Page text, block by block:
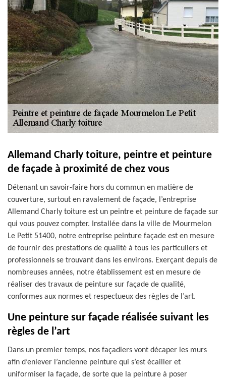
Allemand Charly toiture, peintre et peinture
de façade à proximité de chez vous
Détenant un savoir-faire hors du commun en matière de
couverture, surtout en ravalement de façade, l’entreprise
Allemand Charly toiture est un peintre et peinture de façade sur
qui vous pouvez compter. Installée dans la ville de Mourmelon
Le Petit 51400, notre entreprise peinture façade est en mesure
de fournir des prestations de qualité à tous les particuliers et
professionnels se trouvant dans les environs. Exerçant depuis de
nombreuses années, notre établissement est en mesure de
réaliser des travaux de peinture sur façade de qualité,
conformes aux normes et respectueux des règles de l’art.
Une peinture sur façade réalisée suivant les
règles de l’art
Dans un premier temps, nos façadiers vont décaper les murs
afin d’enlever l’ancienne peinture qui s’est écailler et
uniformiser la façade, de sorte que la peinture à poser